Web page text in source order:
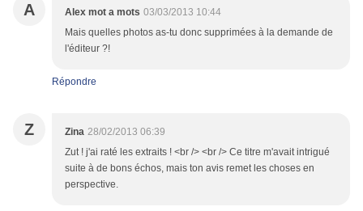
A Alex mot a mots 03/03/2013 10:44
Mais quelles photos as-tu donc supprimées à la demande de
l'éditeur ?!
Répondre
Z Zina 28/02/2013 06:39
Zut ! j'ai raté les extraits ! <br /> <br /> Ce titre m'avait intrigué
suite à de bons échos, mais ton avis remet les choses en
perspective.